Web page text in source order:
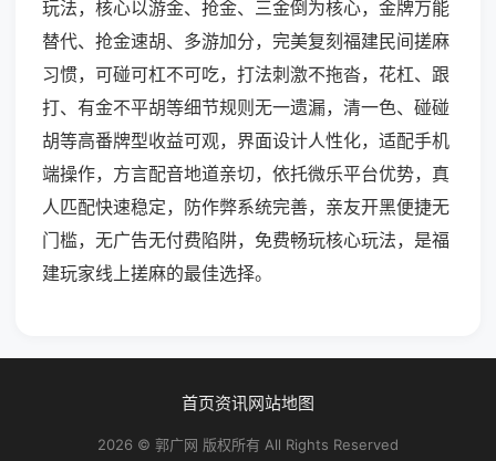
玩法，核心以游金、抢金、三金倒为核心，金牌万能
替代、抢金速胡、多游加分，完美复刻福建民间搓麻
习惯，可碰可杠不可吃，打法刺激不拖沓，花杠、跟
打、有金不平胡等细节规则无一遗漏，清一色、碰碰
胡等高番牌型收益可观，界面设计人性化，适配手机
端操作，方言配音地道亲切，依托微乐平台优势，真
人匹配快速稳定，防作弊系统完善，亲友开黑便捷无
门槛，无广告无付费陷阱，免费畅玩核心玩法，是福
建玩家线上搓麻的最佳选择。
首页资讯网站地图
2026 © 郭广网 版权所有 All Rights Reserved